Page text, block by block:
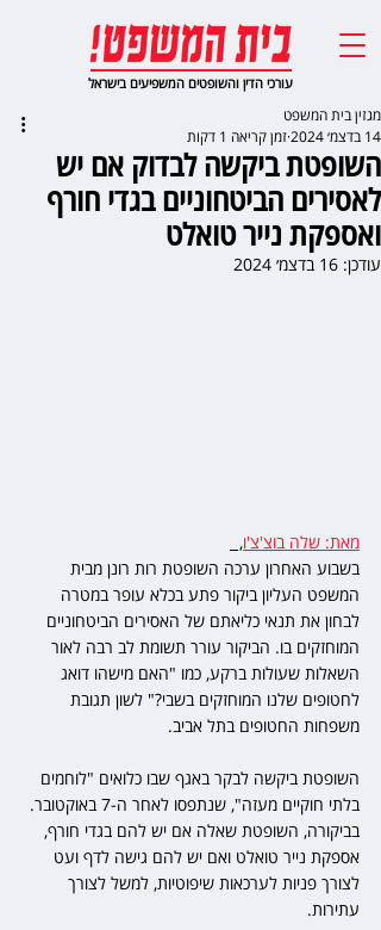
עורכי הדין והשופטים המשפיעים בישראל
השופטת ביקשה לבדוק אם יש
לאסירים הביטחוניים בגדי חורף
ואספקת נייר טואלט
מגזין בית המשפט
14 בדצמ׳ 2024
זמן קריאה 1 דקות
עודכן: 16 בדצמ׳ 2024
מאת: שלה בוצ'צ'ו,
בשבוע האחרון ערכה השופטת רות רונן מבית
המשפט העליון ביקור פתע בכלא עופר במטרה
לבחון את תנאי כליאתם של האסירים הביטחוניים
המוחזקים בו. הביקור עורר תשומת לב רבה לאור
השאלות שעולות ברקע, כמו "האם מישהו דואג
לחטופים שלנו המוחזקים בשבי?" לשון תגובת
משפחות החטופים בתל אביב.
השופטת ביקשה לבקר באגף שבו כלואים "לוחמים
בלתי חוקיים מעזה", שנתפסו לאחר ה-7 באוקטובר.
בביקורה, השופטת שאלה אם יש להם בגדי חורף,
אספקת נייר טואלט ואם יש להם גישה לדף ועט
לצורך פניות לערכאות שיפוטיות, למשל לצורך
עתירות.